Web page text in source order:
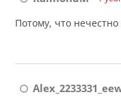
Потому, что